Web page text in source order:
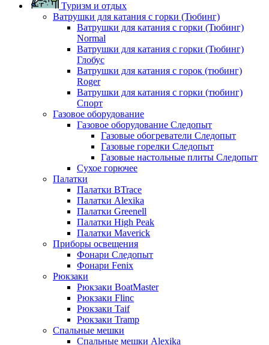
Туризм и отдых
Ватрушки для катания с горки (Тюбинг)
Ватрушки для катания с горки (Тюбинг)
Normal
Ватрушки для катания с горки (Тюбинг)
Глобус
Ватрушки для катания с горок (тюбинг)
Roger
Ватрушки для катания с горки (тюбинг)
Спорт
Газовое оборудование
Газовое оборудование Следопыт
Газовые обогреватели Следопыт
Газовые горелки Следопыт
Газовые настольные плиты Следопыт
Сухое горючее
Палатки
Палатки BTrace
Палатки Alexika
Палатки Greenell
Палатки High Peak
Палатки Maverick
Приборы освещения
Фонари Следопыт
Фонари Fenix
Рюкзаки
Рюкзаки BoatMaster
Рюкзаки Flinc
Рюкзаки Taif
Рюкзаки Tramp
Спальные мешки
Спальные мешки Alexika